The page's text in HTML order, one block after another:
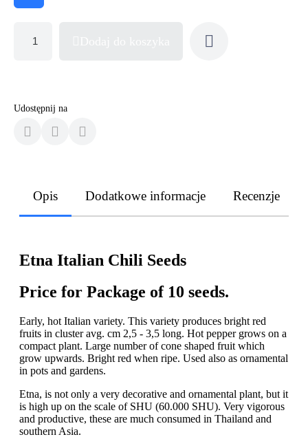
Udostępnij na
Opis Dodatkowe informacje Recenzje
Etna Italian Chili Seeds
Price for Package of 10 seeds.
Early, hot Italian variety. This variety produces bright red
fruits in cluster avg. cm 2,5 - 3,5 long. Hot pepper grows on a
compact plant. Large number of cone shaped fruit which
grow upwards. Bright red when ripe. Used also as ornamental
in pots and gardens.
Etna, is not only a very decorative and ornamental plant, but it
is high up on the scale of SHU (60.000 SHU). Very vigorous
and productive, these are much consumed in Thailand and
southern Asia.